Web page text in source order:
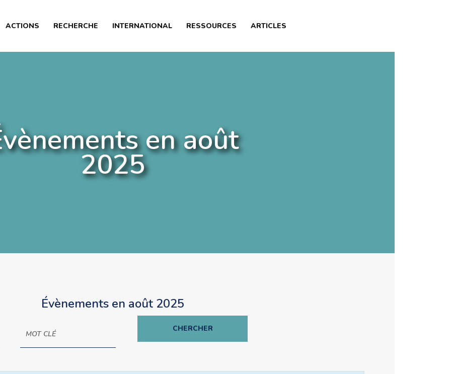
ACTIONS RECHERCHE INTERNATIONAL RESSOURCES ARTICLES
en août
2025
ACTIONS
RECHERCHE
Évènements en août 2025